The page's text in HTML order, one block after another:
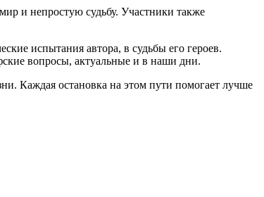
и непростую судьбу. Участники также
испытания автора, в судьбы его героев.
вопросы, актуальные и в наши дни.
Каждая остановка на этом пути помогает лучше